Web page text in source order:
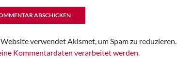
verwendet Akismet, um Spam zu reduzieren.
Kommentardaten verarbeitet werden.